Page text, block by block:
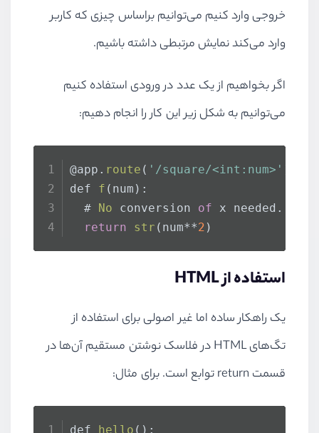
خروجی وارد کنیم می‌توانیم براساس چیزی که کاربر
وارد می‌کند نمایش مرتبطی داشته باشیم.
اگر بخواهیم از یک عدد در ورودی استفاده کنیم
می‌توانیم به شکل زیر این کار را انجام دهیم:
@app. route ( '/square/<int:num>'
def f (num):
  #
No conversion of x needed.
return
str (num**2 )
استفاده از HTML
یک راهکار ساده اما غیر اصولی برای استفاده از
تگ‌های HTML در فلاسک نوشتن مستقیم آن‌ها در
قسمت return توابع است. برای مثال:
def hello ():